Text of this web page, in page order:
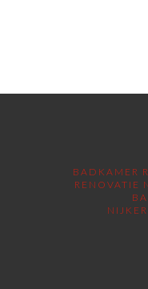
BADKAMER
RENOVATIE